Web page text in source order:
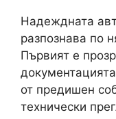
Надеждната
разпознава по
Първият е
от предишен
технически